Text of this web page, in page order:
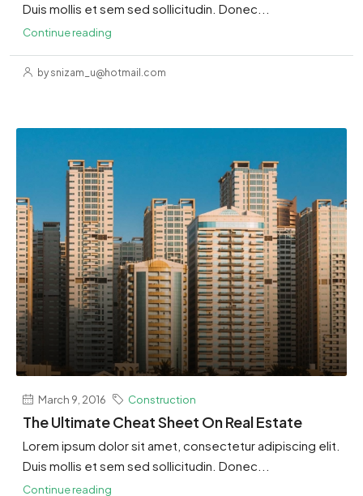
Duis mollis et sem sed sollicitudin. Donec...
Continue reading
by snizam_u@hotmail.com
March 9, 2016 Construction
The Ultimate Cheat Sheet On Real Estate
Lorem ipsum dolor sit amet, consectetur adipiscing elit.
Duis mollis et sem sed sollicitudin. Donec...
Continue reading